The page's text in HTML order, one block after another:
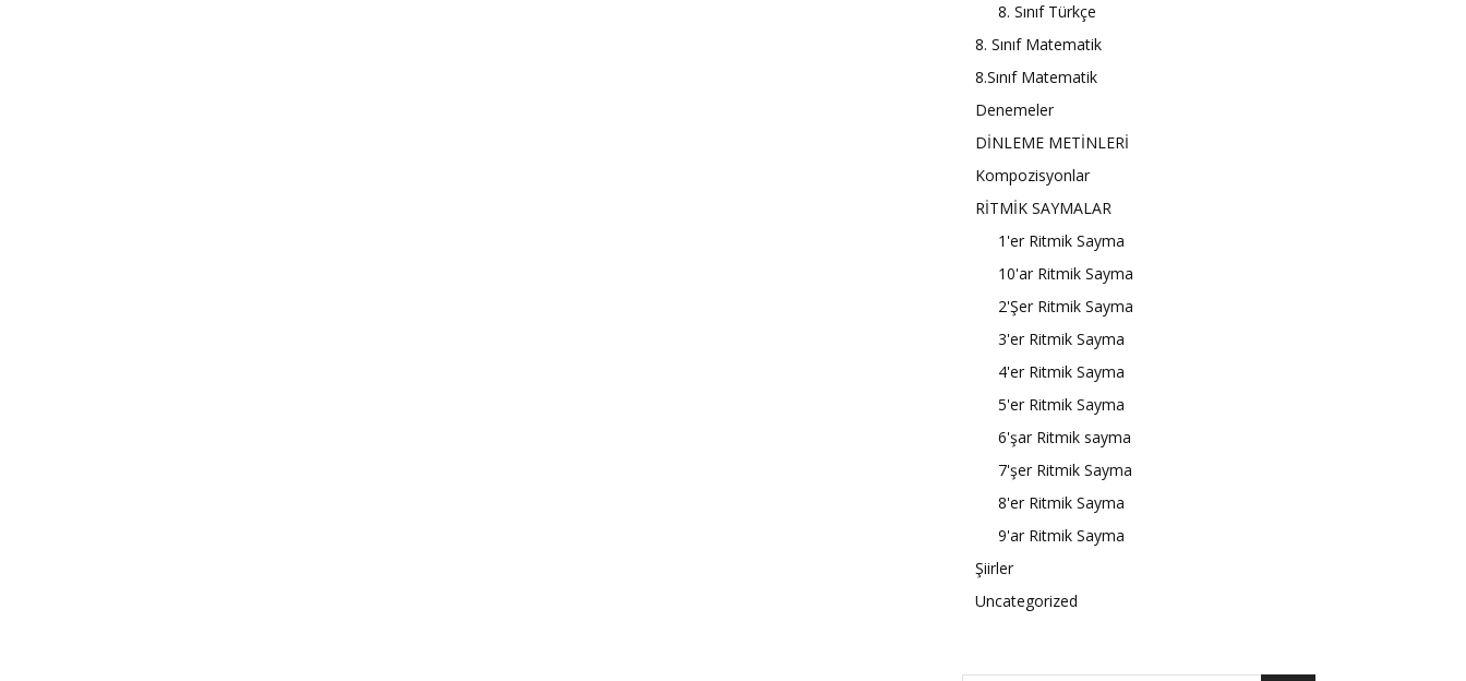
8. Sınıf Türkçe
8. Sınıf Matematik
8.Sınıf Matematik
Denemeler
DİNLEME METİNLERİ
Kompozisyonlar
RİTMİK SAYMALAR
1'er Ritmik Sayma
10'ar Ritmik Sayma
2'Şer Ritmik Sayma
3'er Ritmik Sayma
4'er Ritmik Sayma
5'er Ritmik Sayma
6'şar Ritmik sayma
7'şer Ritmik Sayma
8'er Ritmik Sayma
9'ar Ritmik Sayma
Şiirler
Uncategorized